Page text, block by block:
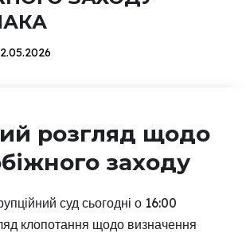
розгляд щодо
заходу
суд сьогодні о 16:00
клопотання щодо визначення